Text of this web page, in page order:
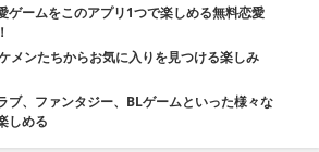
ゲームをこのアプリ1つで楽しめる無料恋愛
メンたちからお気に入りを見つける楽しみ
ブ、ファンタジー、BLゲームといった様々な
しめる